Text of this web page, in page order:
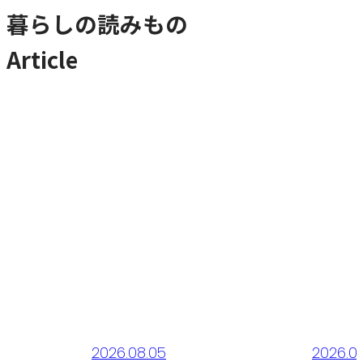
暮らしの読みもの
Article
2026.08.03